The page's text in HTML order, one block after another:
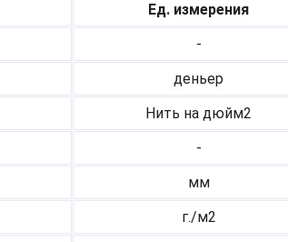
Ед. измерения
-
деньер
Нить на дюйм2
-
мм
г./м2